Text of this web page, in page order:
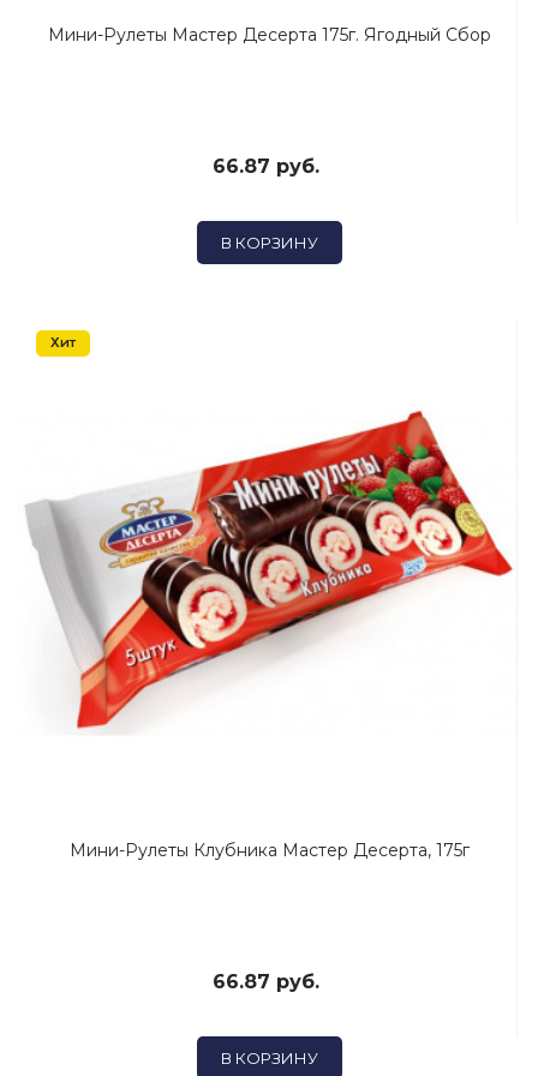
Мини-Рулеты Мастер Десерта 175г. Ягодный Сбор
66.87 руб.
В КОРЗИНУ
Хит
Мини-Рулеты Клубника Мастер Десерта, 175г
66.87 руб.
В КОРЗИНУ